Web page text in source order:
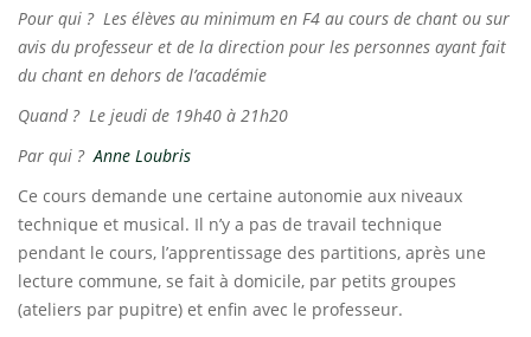
Pour qui ? Les élèves au minimum en F4 au cours de chant ou sur
avis du professeur et de la direction pour les personnes ayant fait
du chant en dehors de l’académie
Quand ? Le jeudi de 19h40 à 21h20
Par qui ?Anne Loubris
Ce cours demande une certaine autonomie aux niveaux
technique et musical. Il n’y a pas de travail technique
pendant le cours, l’apprentissage des partitions, après une
lecture commune, se fait à domicile, par petits groupes
(ateliers par pupitre) et enfin avec le professeur.